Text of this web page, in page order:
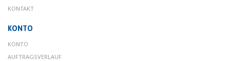
KONTAKT
KONTO
KONTO
AUFTRAGSVERLAUF